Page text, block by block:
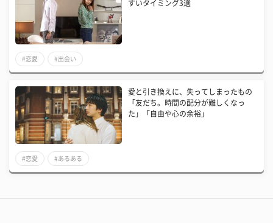
すいタイミング3選
#恋愛 #出会い
愛と引き換えに、失ってしまったもの
「友だち。時間の配分が難しくなっ
た」「自由や心の余裕」
#恋愛 #あるある